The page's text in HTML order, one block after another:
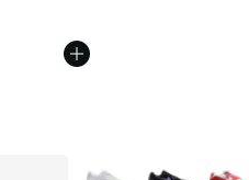
Meer kleuren